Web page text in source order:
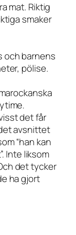
mat. Riktig
smaker
och barnens
pölise.
det får
avsnittet
“han kan
Inte liksom
det tycker
ha gjort